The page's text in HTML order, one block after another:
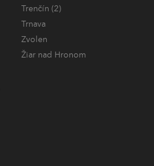
Trenčín (2)
Trnava
Zvolen
Žiar nad Hronom